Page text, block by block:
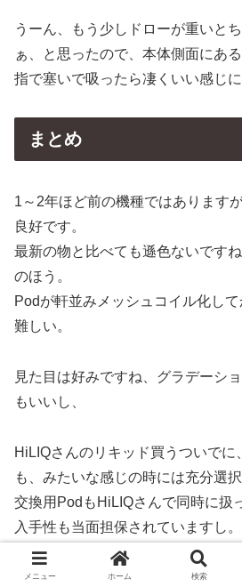
うーん、もう少しドローが重いと
ぁ、と思ったので、本体側面にあ
指で塞いで吸ったら凄くいい感じに
まとめ
1～2年ほど前の機種ではあります
良好です。
最新の物と比べても遜色ないです
のほう。
Podが軒並みメッシュコイル化し
難しい。
見た目は好みですね、グラデーシ
もいいし、
HiLIQさんのリキッド買うついでに
も、みたいな感じの時には充分選
交換用PodもHiLIQさんで同時に扱
入手性も当面担保されていますし。
V.THRU PRO
メニュー ホーム 検索